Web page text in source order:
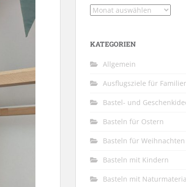
Archiv
KATEGORIEN
Allgemein
Ausflugsziele für
Bastel- und
Basteln für Ostern
Basteln für Weihnachten
Basteln mit Kindern
Basteln mit